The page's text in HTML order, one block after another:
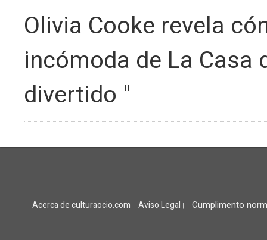
Olivia Cooke revela
incómoda de La Casa
divertido "
Acerca de culturaocio.com | Aviso Legal | Cumplimento